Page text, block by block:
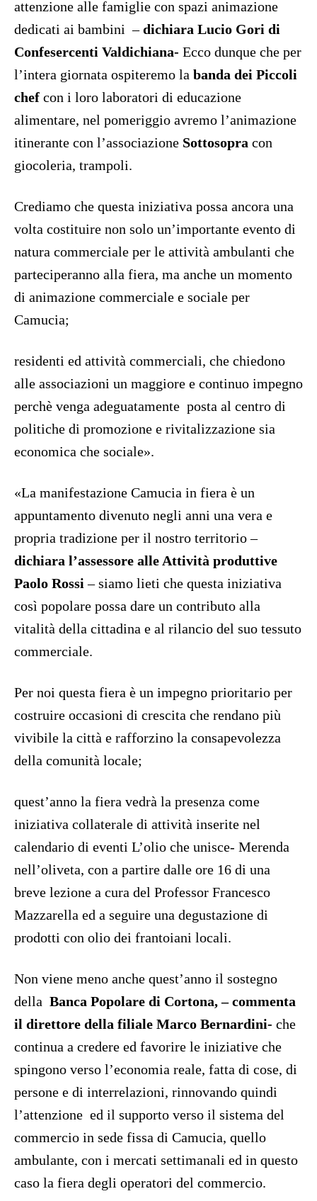
attenzione alle famiglie con spazi animazione
dedicati ai bambini –dichiara Lucio Gori di
Confesercenti Valdichiana- Ecco dunque che per
l’intera giornata ospiteremo la banda dei Piccoli
chef con i loro laboratori di educazione
alimentare, nel pomeriggio avremo l’animazione
itinerante con l’associazione Sottosopra con
giocoleria, trampoli.
Crediamo che questa iniziativa possa ancora una
volta costituire non solo un’importante evento di
natura commerciale per le attività ambulanti che
parteciperanno alla fiera, ma anche un momento
di animazione commerciale e sociale per
Camucia;
residenti ed attività commerciali, che chiedono
alle associazioni un maggiore e continuo impegno
perchè venga adeguatamente posta al centro di
politiche di promozione e rivitalizzazione sia
economica che sociale».
«La manifestazione Camucia in fiera è un
appuntamento divenuto negli anni una vera e
propria tradizione per il nostro territorio –
dichiara l’assessore alle Attività produttive
Paolo Rossi– siamo lieti che questa iniziativa
così popolare possa dare un contributo alla
vitalità della cittadina e al rilancio del suo tessuto
commerciale.
Per noi questa fiera è un impegno prioritario per
costruire occasioni di crescita che rendano più
vivibile la città e rafforzino la consapevolezza
della comunità locale;
quest’anno la fiera vedrà la presenza come
iniziativa collaterale di attività inserite nel
calendario di eventi L’olio che unisce- Merenda
nell’oliveta, con a partire dalle ore 16 di una
breve lezione a cura del Professor Francesco
Mazzarella ed a seguire una degustazione di
prodotti con olio dei frantoiani locali.
Non viene meno anche quest’anno il sostegno
della Banca Popolare di Cortona, – commenta
il direttore della filiale Marco Bernardini- che
continua a credere ed favorire le iniziative che
spingono verso l’economia reale, fatta di cose, di
persone e di interrelazioni, rinnovando quindi
l’attenzione ed il supporto verso il sistema del
commercio in sede fissa di Camucia, quello
ambulante, con i mercati settimanali ed in questo
caso la fiera degli operatori del commercio.